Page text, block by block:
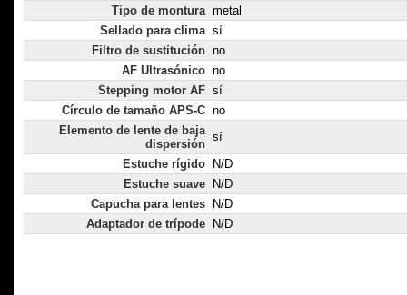
Tipo de montura metal
Sellado para clima sí
Filtro de sustitución no
AF Ultrasónico no
Stepping motor AF sí
Círculo de tamaño APS-C no
Elemento de lente de baja
dispersión
sí
Estuche rígido
N/D
Estuche suave
N/D
Capucha para lentes
N/D
Adaptador de trípode
N/D